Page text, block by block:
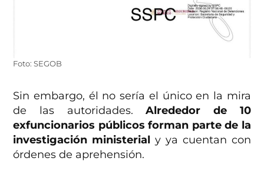
Foto: SEGOB
Sin embargo, él no sería el único en la mira
de las autoridades.Alrededor de 10
exfuncionarios públicos forman parte de la
investigación ministerial y ya cuentan con
órdenes de aprehensión.